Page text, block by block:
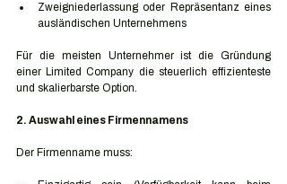
Zweigniederlassung oder Repräsentanz eines
ausländischen Unternehmens
Für die meisten Unternehmer ist die Gründung
einer Limited Company die steuerlich effizienteste
und skalierbarste Option.
2. Auswahl eines Firmennamens
Der Firmenname muss: